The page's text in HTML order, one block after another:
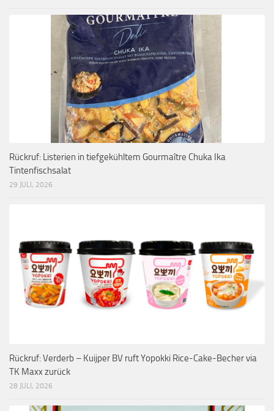
Rückruf: Listerien in tiefgekühltem Gourmaître Chuka Ika
Tintenfischsalat
29 JULI, 2026
Rückruf: Verderb – Kuijper BV ruft Yopokki Rice-Cake-Becher via
TK Maxx zurück
28 JULI, 2026